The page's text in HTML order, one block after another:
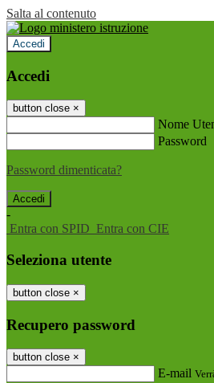
Salta al contenuto
Accedi
Accedi
button close ×
Nome
Password
Password dimenticata?
-
Entra con SPID Entra con CIE
Seleziona utente
button close ×
Recupero password
button close ×
E-mail